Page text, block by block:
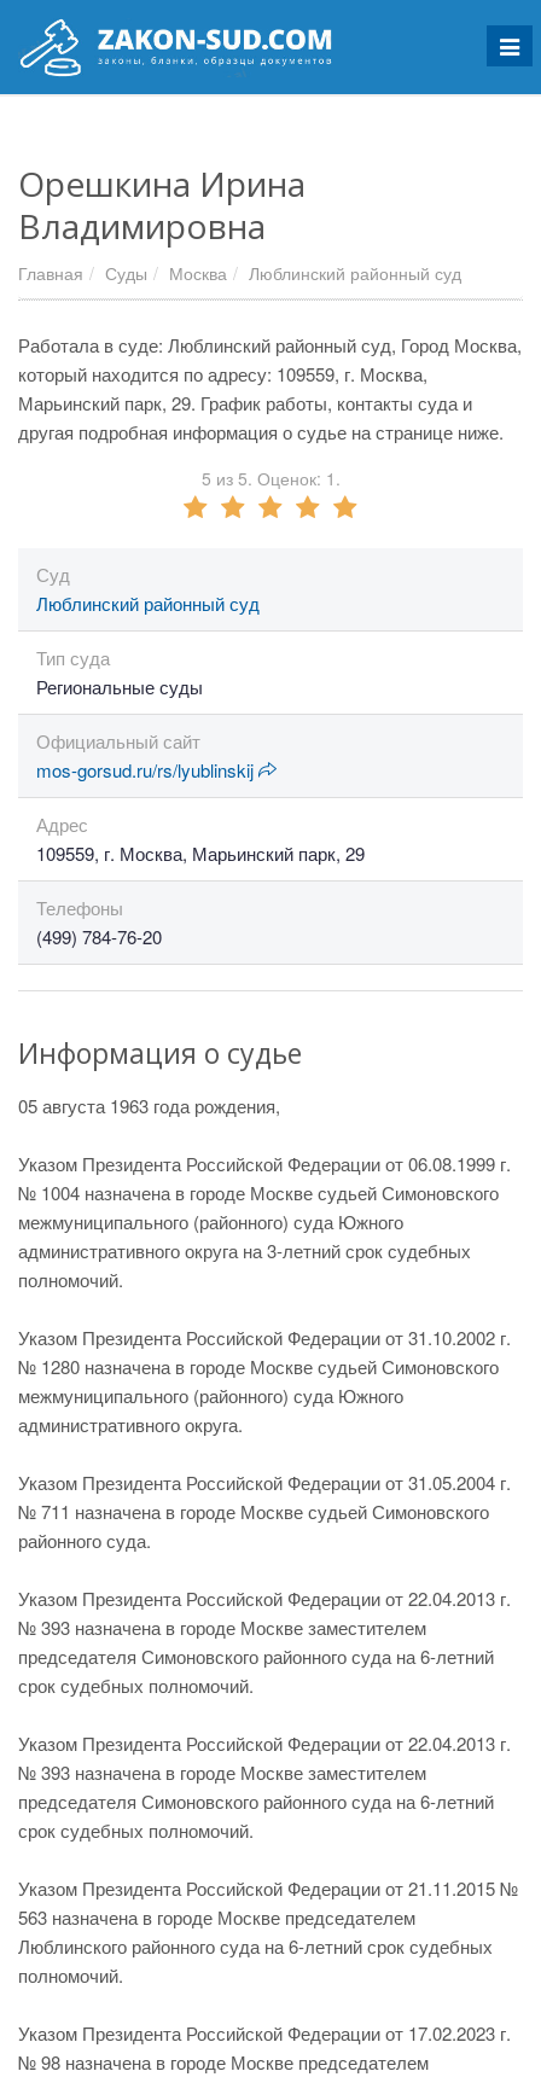
Орешкина Ирина
Владимировна
Главная Суды Москва Люблинский районный суд
Работала в суде: Люблинский районный суд, Город Москва,
который находится по адресу: 109559, г. Москва,
Марьинский парк, 29. График работы, контакты суда и
другая подробная информация о судье на странице ниже.
5 из 5. Оценок: 1 .
Суд
Люблинский районный суд
Тип суда
Региональные суды
Официальный сайт
mos-gorsud.ru/rs/lyublinskij
Адрес
109559, г. Москва, Марьинский парк, 29
Телефоны
(499) 784-76-20
Информация о судье
05 августа 1963 года рождения,
Указом Президента Российской Федерации от 06.08.1999 г.
№ 1004 назначена в городе Москве судьей Симоновского
межмуниципального (районного) суда Южного
административного округа на 3-летний срок судебных
полномочий.
Указом Президента Российской Федерации от 31.10.2002 г.
№ 1280 назначена в городе Москве судьей Симоновского
межмуниципального (районного) суда Южного
административного округа.
Указом Президента Российской Федерации от 31.05.2004 г.
№ 711 назначена в городе Москве судьей Симоновского
районного суда.
Указом Президента Российской Федерации от 22.04.2013 г.
№ 393 назначена в городе Москве заместителем
председателя Симоновского районного суда на 6-летний
срок судебных полномочий.
Указом Президента Российской Федерации от 22.04.2013 г.
№ 393 назначена в городе Москве заместителем
председателя Симоновского районного суда на 6-летний
срок судебных полномочий.
Указом Президента Российской Федерации от 21.11.2015 №
563 назначена в городе Москве председателем
Люблинского районного суда на 6-летний срок судебных
полномочий.
Указом Президента Российской Федерации от 17.02.2023 г.
№ 98 назначена в городе Москве председателем